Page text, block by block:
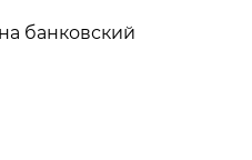
банковский